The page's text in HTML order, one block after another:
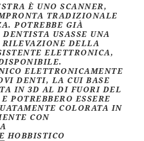
È UNO SCANNER,
TRADIZIONALE
POTREBBE GIÀ
USASSE UNA
DELLA
ELETTRONICA,
ELETTRONICAMENTE
DENTI, LA CUI BASE
IN 3D AL DI FUORI DEL
POTREBBERO ESSERE
COLORATA IN
CON
HOBBISTICO